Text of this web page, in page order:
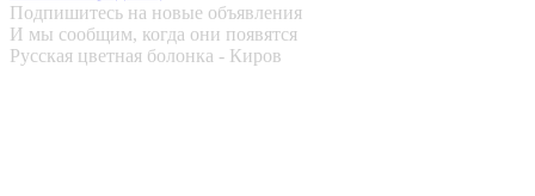
Подпишитесь на новые объявления
И мы сообщим, когда они появятся
Русская цветная болонка - Киров